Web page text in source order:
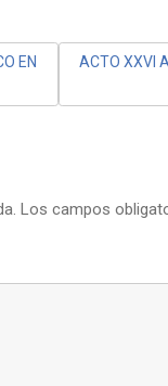
EN
ACTO XXVI
Los campos